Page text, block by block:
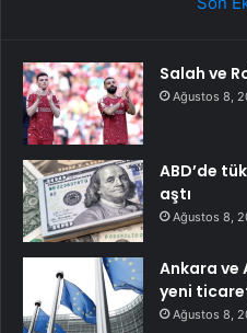
Salah ve
Ağustos 8,
ABD’de
aştı
Ağustos 8,
Ankara ve
yeni
Ağustos 8,